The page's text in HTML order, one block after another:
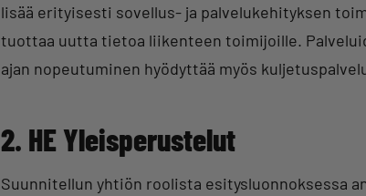
lisää erityisesti sovellus- ja palvelukehityksen
tuottaa uutta tietoa liikenteen toimijoille.
ajan nopeutuminen hyödyttää myös
2. HE Yleisperustelut
Suunnitellun yhtiön roolista esitysluonnoksessa